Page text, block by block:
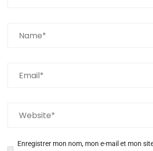
Enregistrer mon nom, mon e-mail et mon